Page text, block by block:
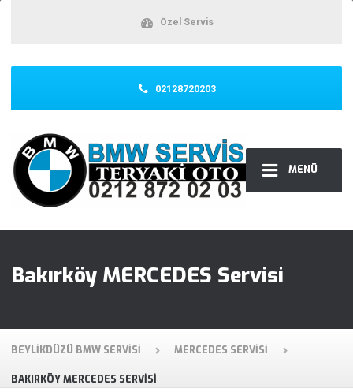
MENÜ
Özel Servis
02128720203
Bakırköy MERCEDES Servisi
BEYLIKDÜZÜ BMW SERVISI MERCEDES SERVISI
BAKIRKÖY MERCEDES SERVISI